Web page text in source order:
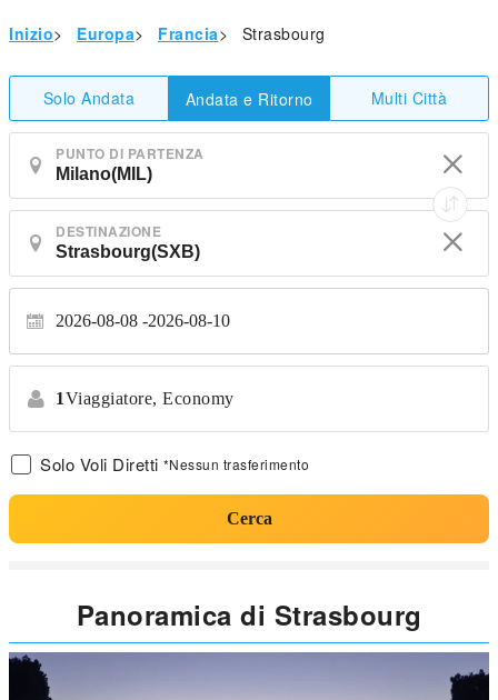
Inizio> Europa> Francia> Strasbourg
Solo Andata Andata e Ritorno Multi Città
PUNTO DI PARTENZA
DESTINAZIONE
2026-08-08 2026-08-10
1Viaggiatore, Economy
Solo Voli Diretti *Nessun trasferimento
Cerca
Panoramica di Strasbourg